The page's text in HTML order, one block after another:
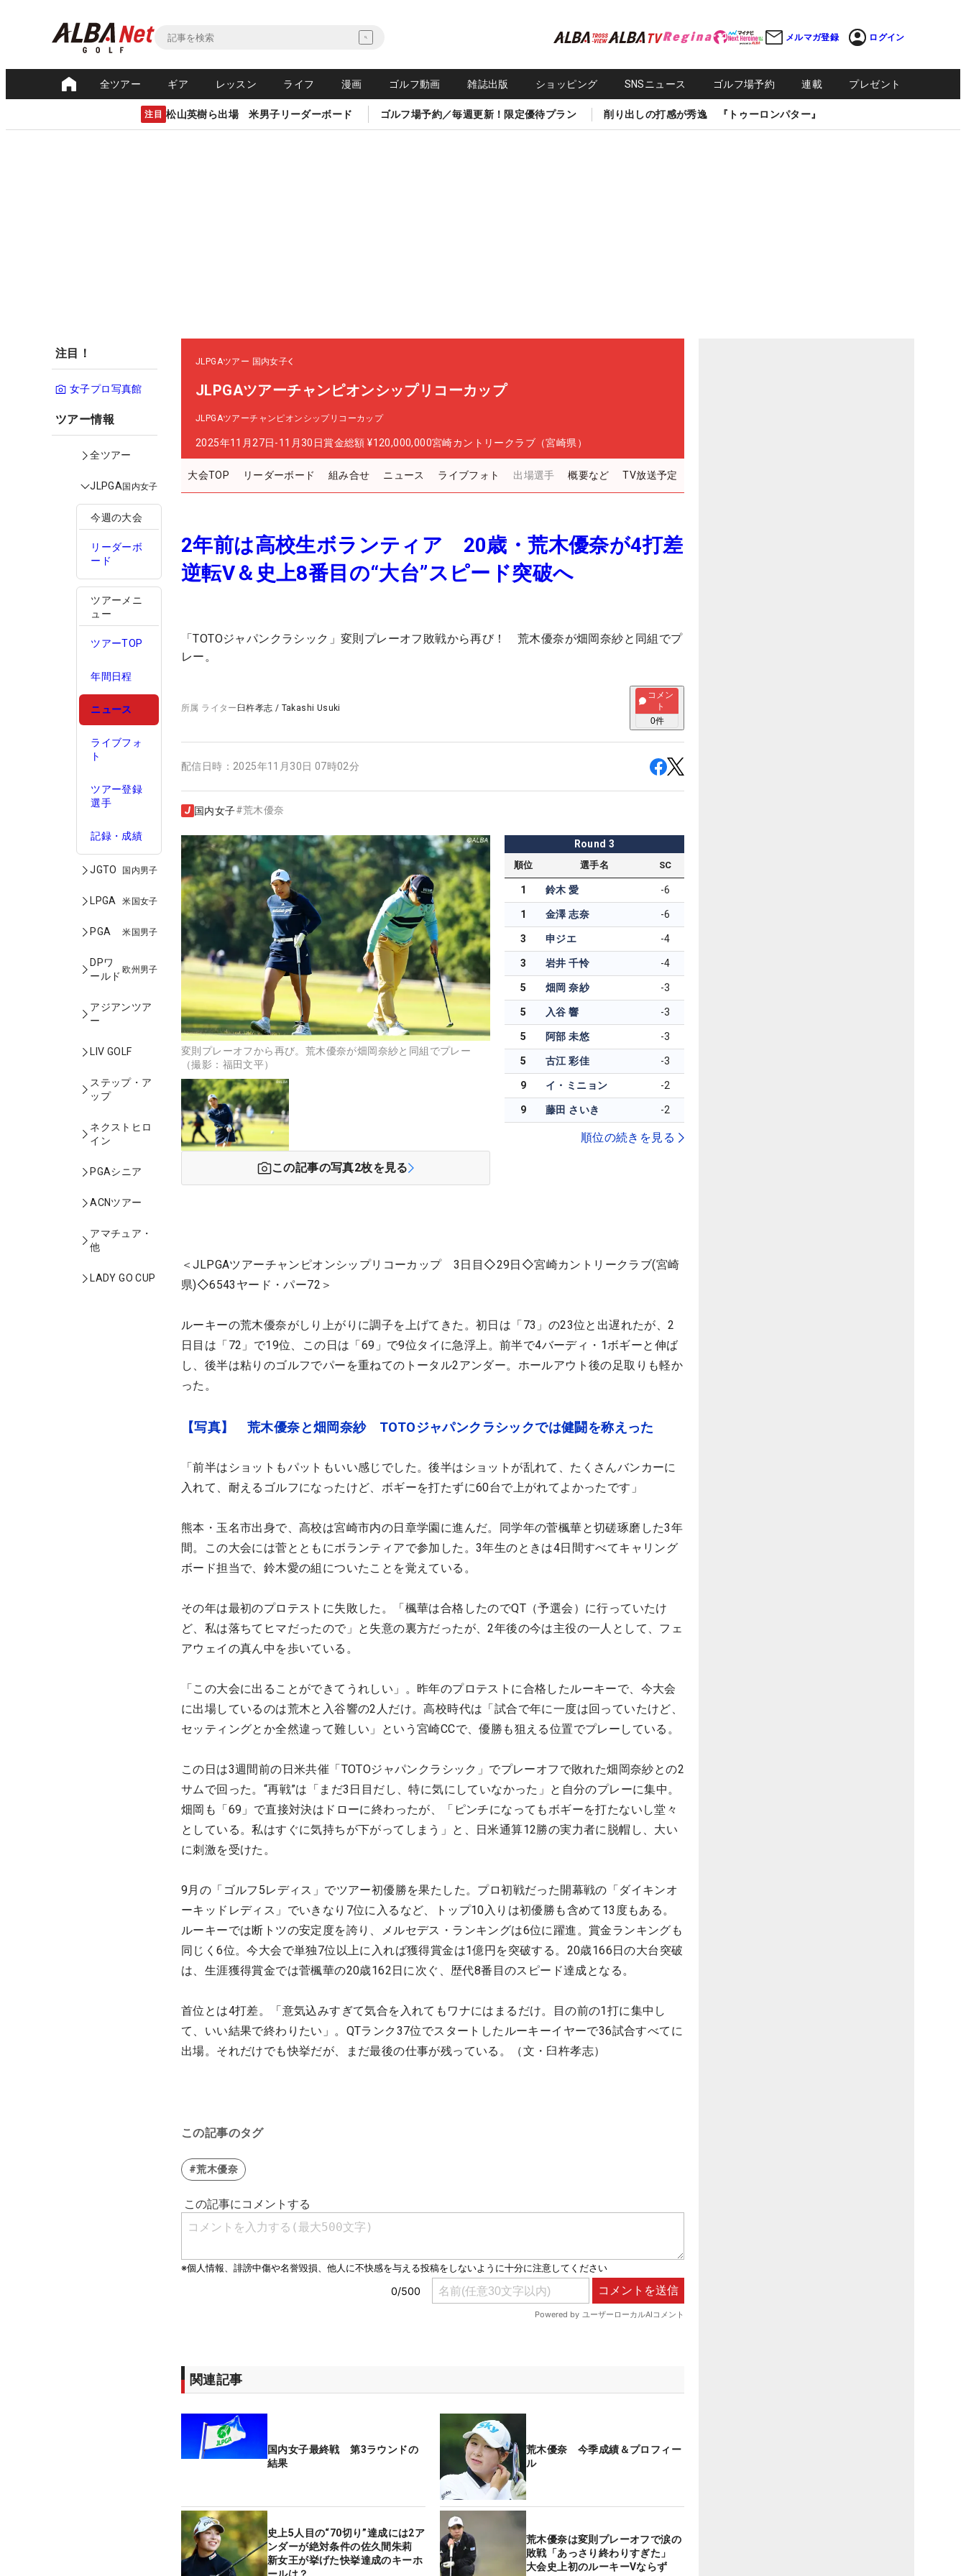
メルマガ登録 ログイン
全ツアー ギア レッスン ライフ 漫画 ゴルフ動画 雑誌出版 ショッピング SNSニュース ゴルフ場予約 連載 プレゼント
注目 松山英樹ら出場 米男子リーダーボード ゴルフ場予約／毎週更新！限定優待プラン 削り出しの打感が秀逸 『トゥーロンパター』
注目！
女子プロ写真館
ツアー情報
全ツアー
JLPGA国内女子
今週の大会
リーダーボ
ード
ツアーメニ
ュー
ツアーTOP
年間日程
ニュース
ライブフォ
ト
ツアー登録
選手
記録・成績
JGTO 国内男子
LPGA 米国女子
PGA 米国男子
DPワ
ールド
欧州男子
アジアンツア
ー
LIV GOLF
ステップ・ア
ップ
ネクストヒロ
イン
PGAシニア
ACNツアー
アマチュア・
他
LADY GO CUP
JLPGAツアー 国内女子
JLPGAツアーチャンピオンシップリコーカップ
JLPGAツアーチャンピオンシップリコーカップ
2025年11月27日-11月30日賞金総額 ¥120,000,000宮崎カントリークラブ（宮崎県）
大会TOP リーダーボード 組み合せ ニュース ライブフォト 出場選手 概要など TV放送予定
2年前は高校生ボランティア 20歳・荒木優奈が4打差
逆転V＆史上8番目の“大台”スピード突破へ
「TOTOジャパンクラシック」変則プレーオフ敗戦から再び！ 荒木優奈が畑岡奈紗と同組でプ
レー。
所属 ライター 臼杵孝志 / Takashi Usuki
コメン
ト
0件
配信日時： 2025年11月30日 07時02分
国内女子#荒木優奈
変則プレーオフから再び。荒木優奈が畑岡奈紗と同組でプレー
（撮影：福田文平）
この記事の写真2枚を見る
Round 3
順位 選手名 SC
1 鈴木 愛 -6
1 金澤 志奈 -6
3 申ジエ -4
3 岩井 千怜 -4
5 畑岡 奈紗 -3
5 入谷 響 -3
5 阿部 未悠 -3
5 古江 彩佳 -3
9 イ・ミニョン -2
9 藤田 さいき -2
順位の続きを見る
＜JLPGAツアーチャンピオンシップリコーカップ 3日目◇29日◇宮崎カントリークラブ(宮崎
県)◇6543ヤード・パー72＞
ルーキーの荒木優奈がしり上がりに調子を上げてきた。初日は「73」の23位と出遅れたが、2
日目は「72」で19位、この日は「69」で9位タイに急浮上。前半で4バーディ・1ボギーと伸ば
し、後半は粘りのゴルフでパーを重ねてのトータル2アンダー。ホールアウト後の足取りも軽か
った。
【写真】 荒木優奈と畑岡奈紗 TOTOジャパンクラシックでは健闘を称えった
「前半はショットもパットもいい感じでした。後半はショットが乱れて、たくさんバンカーに
入れて、耐えるゴルフになったけど、ボギーを打たずに60台で上がれてよかったです」
熊本・玉名市出身で、高校は宮崎市内の日章学園に進んだ。同学年の菅楓華と切磋琢磨した3年
間。この大会には菅とともにボランティアで参加した。3年生のときは4日間すべてキャリング
ボード担当で、鈴木愛の組についたことを覚えている。
その年は最初のプロテストに失敗した。「楓華は合格したのでQT（予選会）に行っていたけ
ど、私は落ちてヒマだったので」と失意の裏方だったが、2年後の今は主役の一人として、フェ
アウェイの真ん中を歩いている。
「この大会に出ることができてうれしい」。昨年のプロテストに合格したルーキーで、今大会
に出場しているのは荒木と入谷響の2人だけ。高校時代は「試合で年に一度は回っていたけど、
セッティングとか全然違って難しい」という宮崎CCで、優勝も狙える位置でプレーしている。
この日は3週間前の日米共催「TOTOジャパンクラシック」でプレーオフで敗れた畑岡奈紗との2
サムで回った。“再戦”は「まだ3日目だし、特に気にしていなかった」と自分のプレーに集中。
畑岡も「69」で直接対決はドローに終わったが、「ピンチになってもボギーを打たないし堂々
としている。私はすぐに気持ちが下がってしまう」と、日米通算12勝の実力者に脱帽し、大い
に刺激を受けた。
9月の「ゴルフ5レディス」でツアー初優勝を果たした。プロ初戦だった開幕戦の「ダイキンオ
ーキッドレディス」でいきなり7位に入るなど、トップ10入りは初優勝も含めて13度もある。
ルーキーでは断トツの安定度を誇り、メルセデス・ランキングは6位に躍進。賞金ランキングも
同じく6位。今大会で単独7位以上に入れば獲得賞金は1億円を突破する。20歳166日の大台突破
は、生涯獲得賞金では菅楓華の20歳162日に次ぐ、歴代8番目のスピード達成となる。
首位とは4打差。「意気込みすぎて気合を入れてもワナにはまるだけ。目の前の1打に集中し
て、いい結果で終わりたい」。QTランク37位でスタートしたルーキーイヤーで36試合すべてに
出場。それだけでも快挙だが、まだ最後の仕事が残っている。（文・臼杵孝志）
この記事のタグ
#荒木優奈
関連記事
国内女子最終戦 第3ラウンドの
結果
荒木優奈 今季成績＆プロフィー
ル
史上5人目の“70切り”達成には2ア
ンダーが絶対条件の佐久間朱莉
新女王が挙げた快挙達成のキーホ
ールは？
荒木優奈は変則プレーオフで涙の
敗戦「あっさり終わりすぎた」
大会史上初のルーキーVならず